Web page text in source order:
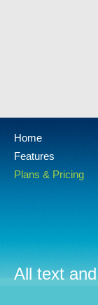
Home
Features
Plans & Pricing
All text